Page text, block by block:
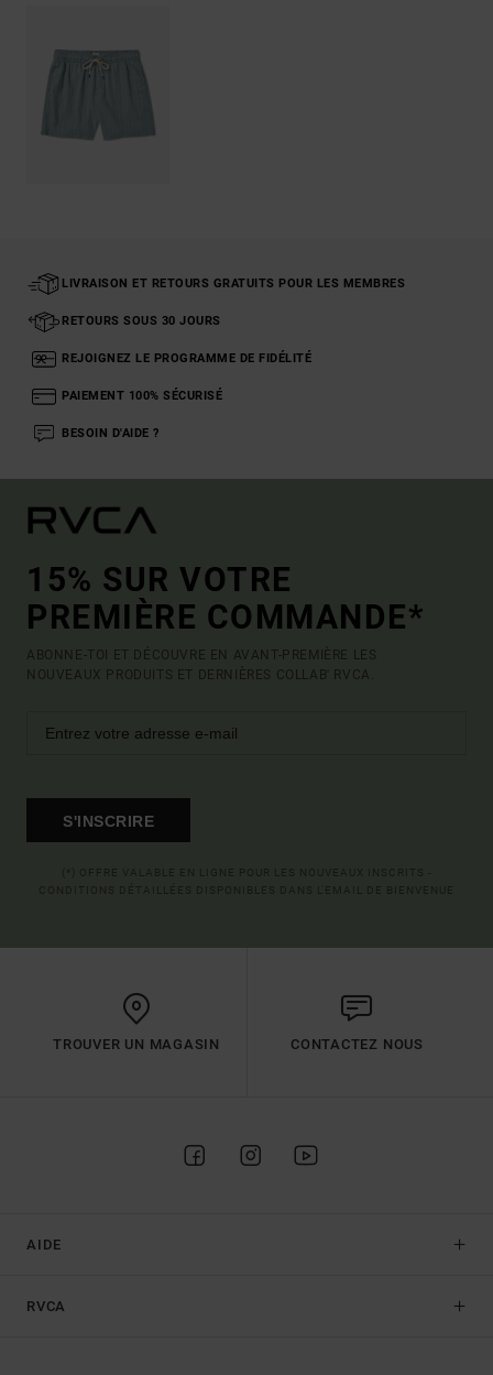
LIVRAISON ET RETOURS GRATUITS POUR LES MEMBRES
RETOURS SOUS 30 JOURS
REJOIGNEZ LE PROGRAMME DE FIDÉLITÉ
PAIEMENT 100% SÉCURISÉ
BESOIN D'AIDE ?
15% SUR VOTRE
PREMIÈRE COMMANDE*
ABONNE-TOI ET DÉCOUVRE EN AVANT-PREMIÈRE LES
NOUVEAUX PRODUITS ET DERNIÈRES COLLAB' RVCA.
S'INSCRIRE
TROUVER UN MAGASIN CONTACTEZ NOUS
AIDE
RVCA